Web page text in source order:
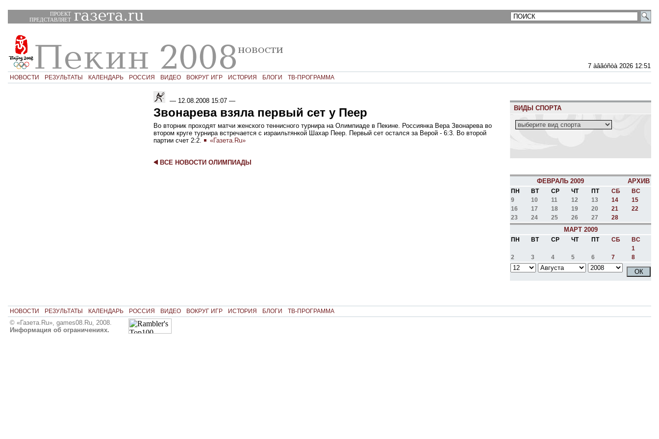
ПРОЕКТ
ПРЕДСТАВЛЯЕТ
7 àâãóñòà 2026 12:51
НОВОСТИ РЕЗУЛЬТАТЫ КАЛЕНДАРЬ РОССИЯ ВИДЕО ВОКРУГ ИГР ИСТОРИЯ БЛОГИ ТВ-ПРОГРАММА
— 12.08.2008 15:07 —
Звонарева взяла первый сет у Пеер
Во вторник проходят матчи женского теннисного турнира на Олимпиаде в Пекине. Россиянка Вера Звонарева во
втором круге турнира встречается с израильтянкой Шахар Пеер. Первый сет остался за Верой - 6:3. Во второй
партии счет 2:2.
«Газета.Ru»
ВСЕ НОВОСТИ ОЛИМПИАДЫ
ВИДЫ СПОРТА
ФЕВРАЛЬ 2009 АРХИВ
ПН ВТ СР ЧТ ПТ СБ
ВС
9
10 11 12 13 14
15
16
17 18 19 20 21
22
23
24 25 26 27 28
МАРТ 2009
ПН ВТ СР ЧТ ПТ СБ
ВС
1
2
3 4 5 6 7 8
НОВОСТИ РЕЗУЛЬТАТЫ КАЛЕНДАРЬ РОССИЯ ВИДЕО ВОКРУГ ИГР ИСТОРИЯ БЛОГИ ТВ-ПРОГРАММА
© «Газета.Ru», games08.Ru, 2008.
Информация об ограничениях.